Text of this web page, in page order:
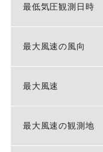
最低気圧観測日時
最大風速の風向
最大風速
最大風速の観測地